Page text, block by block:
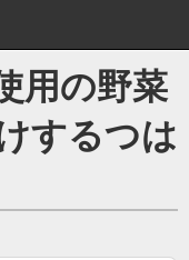
用の野菜
するつは